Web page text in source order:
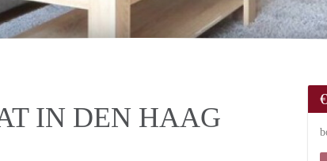
IN DEN HAAG